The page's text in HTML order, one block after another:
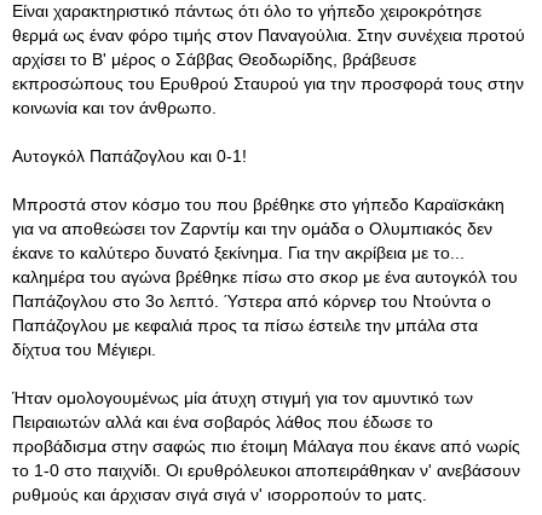
Είναι χαρακτηριστικό πάντως ότι όλο το γήπεδο χειροκρότησε
θερμά ως έναν φόρο τιμής στον Παναγούλια. Στην συνέχεια προτού
αρχίσει το Β' μέρος ο Σάββας Θεοδωρίδης, βράβευσε
εκπροσώπους του Ερυθρού Σταυρού για την προσφορά τους στην
κοινωνία και τον άνθρωπο.
Αυτογκόλ Παπάζογλου και 0-1!
Μπροστά στον κόσμο του που βρέθηκε στο γήπεδο Καραϊσκάκη
για να αποθεώσει τον Ζαρντίμ και την ομάδα ο Ολυμπιακός δεν
έκανε το καλύτερο δυνατό ξεκίνημα. Για την ακρίβεια με το...
καλημέρα του αγώνα βρέθηκε πίσω στο σκορ με ένα αυτογκόλ του
Παπάζογλου στο 3ο λεπτό. Ύστερα από κόρνερ του Ντούντα ο
Παπάζογλου με κεφαλιά προς τα πίσω έστειλε την μπάλα στα
δίχτυα του Μέγιερι.
Ήταν ομολογουμένως μία άτυχη στιγμή για τον αμυντικό των
Πειραιωτών αλλά και ένα σοβαρός λάθος που έδωσε το
προβάδισμα στην σαφώς πιο έτοιμη Μάλαγα που έκανε από νωρίς
το 1-0 στο παιχνίδι. Οι ερυθρόλευκοι αποπειράθηκαν ν' ανεβάσουν
ρυθμούς και άρχισαν σιγά σιγά ν' ισορροπούν το ματς.